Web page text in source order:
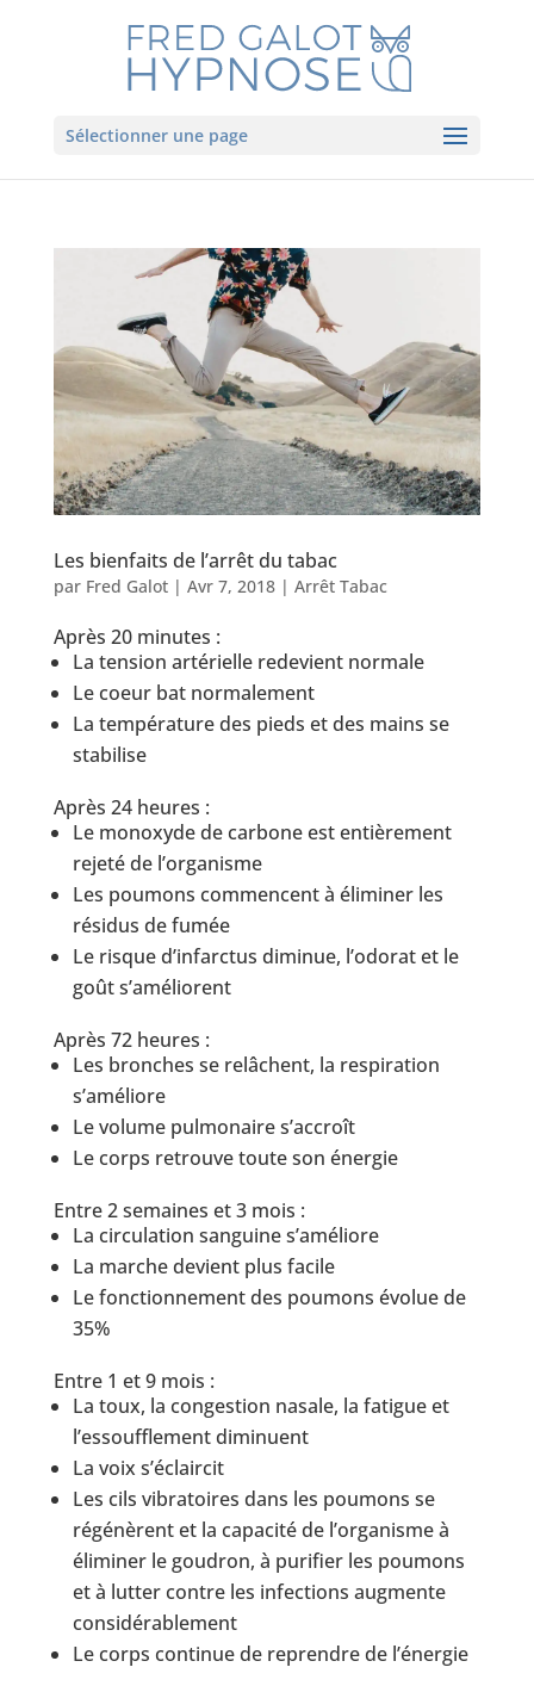
Sélectionner une page
Les bienfaits de l’arrêt du tabac
par Fred Galot| Avr 7, 2018| Arrêt Tabac
Après 20 minutes :
La tension artérielle redevient normale
Le coeur bat normalement
La température des pieds et des mains se
stabilise
Après 24 heures :
Le monoxyde de carbone est entièrement
rejeté de l’organisme
Les poumons commencent à éliminer les
résidus de fumée
Le risque d’infarctus diminue, l’odorat et le
goût s’améliorent
Après 72 heures :
Les bronches se relâchent, la respiration
s’améliore
Le volume pulmonaire s’accroît
Le corps retrouve toute son énergie
Entre 2 semaines et 3 mois :
La circulation sanguine s’améliore
La marche devient plus facile
Le fonctionnement des poumons évolue de
35%
Entre 1 et 9 mois :
La toux, la congestion nasale, la fatigue et
l’essoufflement diminuent
La voix s’éclaircit
Les cils vibratoires dans les poumons se
régénèrent et la capacité de l’organisme à
éliminer le goudron, à purifier les poumons
et à lutter contre les infections augmente
considérablement
Le corps continue de reprendre de l’énergie